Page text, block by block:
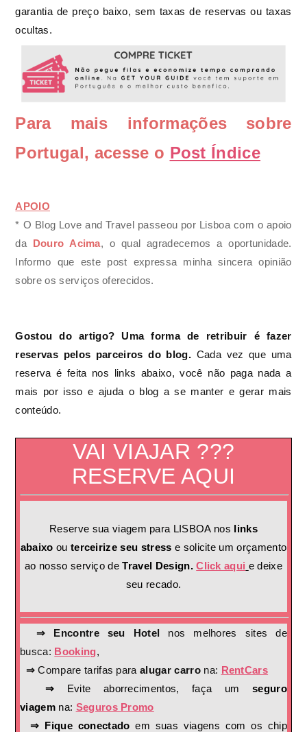
garantia de preço baixo, sem taxas de reservas ou taxas
ocultas.
Para mais informações sobre
Portugal, acesse o Post Índice
APOIO
* O Blog Love and Travel passeou por Lisboa com o apoio
da Douro Acima, o qual agradecemos a oportunidade.
Informo que este post expressa minha sincera opinião
sobre os serviços oferecidos.
Gostou do artigo? Uma forma de retribuir é fazer
reservas pelos parceiros do blog. Cada vez que uma
reserva é feita nos links abaixo, você não paga nada a
mais por isso e ajuda o blog a se manter e gerar mais
conteúdo.
VAI VIAJAR ???
RESERVE AQUI
Reserve sua viagem para LISBOA nos links
abaixo ou terceirize seu stress e solicite um orçamento
ao nosso serviço de Travel Design.Click aqui e deixe
seu recado.
⇒ Encontre seu Hotel nos melhores sites de
busca: Booking,
⇒ Compare tarifas paraalugar carrona: RentCars
⇒ Evite aborrecimentos, faça umseguro
viagemna: Seguros Promo
⇒ Fique conectado em suas viagens com os chip